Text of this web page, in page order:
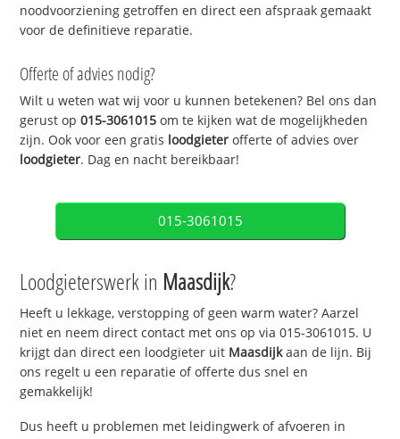
noodvoorziening getroffen en direct een afspraak gemaakt
voor de definitieve reparatie.
Offerte of advies nodig?
Wilt u weten wat wij voor u kunnen betekenen? Bel ons dan
gerust op015-3061015 om te kijken wat de mogelijkheden
zijn. Ook voor een gratis loodgieter offerte of advies over
loodgieter. Dag en nacht bereikbaar!
015-3061015
Loodgieterswerk in Maasdijk?
Heeft u lekkage, verstopping of geen warm water? Aarzel
niet en neem direct contact met ons op via 015-3061015. U
krijgt dan direct een loodgieter uit Maasdijkaan de lijn. Bij
ons regelt u een reparatie of offerte dus snel en
gemakkelijk!
Dus heeft u problemen met leidingwerk of afvoeren in